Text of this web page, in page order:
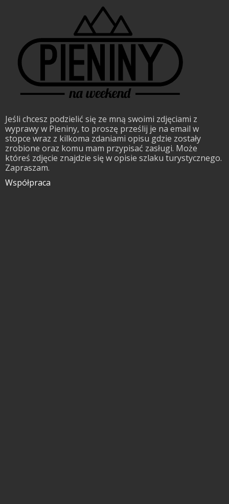
Jeśli chcesz podzielić się ze mną swoimi zdjęciami z
wyprawy w Pieniny, to proszę prześlij je na email w
stopce wraz z kilkoma zdaniami opisu gdzie zostały
zrobione oraz komu mam przypisać zasługi. Może
któreś zdjęcie znajdzie się w opisie szlaku turystycznego.
Zapraszam.
Współpraca